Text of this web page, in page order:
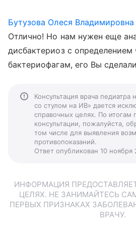
Бутузова Олеся Владимировна
Отлично! Но нам нужен еще
дисбактериоз с определением
бактериофагам, его Вы
Консультация врача
со стулом на ИВ» дается
справочных целях. По итогам
консультации, пожалуйста,
том числе для выявления
противопоказаний.
Ответ опубликован 10 ноября
ИНФОРМАЦИЯ
ЦЕЛЯХ. НЕ ЗАНИМАЙТЕСЬ
ПЕРВЫХ ПРИЗНАКАХ
ВРАЧУ.